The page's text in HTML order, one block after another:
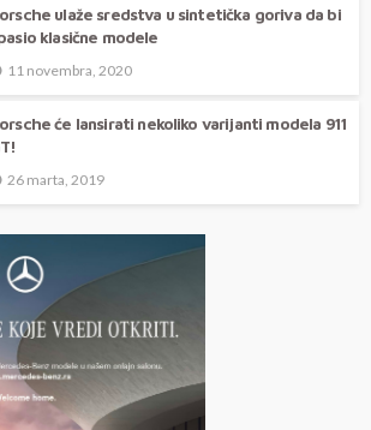
ulaže sredstva u sintetička goriva da bi
klasične modele
11 novembra, 2020
će lansirati nekoliko varijanti modela 911
26 marta, 2019